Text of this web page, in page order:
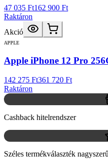
47 035 Ft162 900 Ft
Raktáron
Akció
APPLE
Apple iPhone 12 Pro
142 275 Ft361 720 Ft
Raktáron
Cashback hitelrendszer
Széles termékválaszték